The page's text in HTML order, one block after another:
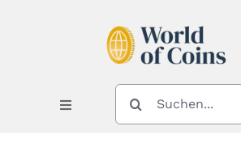
Toggle
Navigation
SUCHE
NACH: